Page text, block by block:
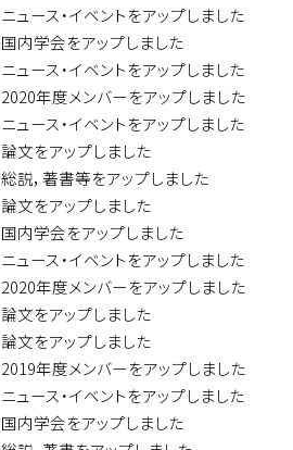
ニュース・イベントをアップしました
国内学会をアップしました
ニュース・イベントをアップしました
2020年度メンバーをアップしました
ニュース・イベントをアップしました
論文をアップしました
総説，著書等をアップしました
論文をアップしました
国内学会をアップしました
ニュース・イベントをアップしました
2020年度メンバーをアップしました
論文をアップしました
論文をアップしました
2019年度メンバーをアップしました
ニュース・イベントをアップしました
国内学会をアップしました